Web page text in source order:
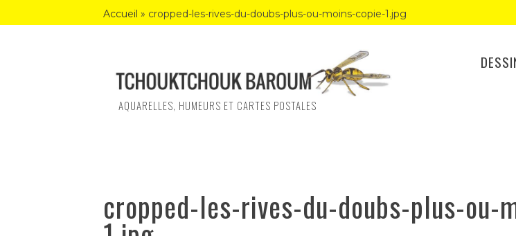
to
Accueil » cropped-les-rives-du-doubs-plus-ou-moins-copie-1.jpg
AQUARELLES, HUMEURS ET CARTES POSTALES
cropped-les-rives-du-doubs-plus-ou-